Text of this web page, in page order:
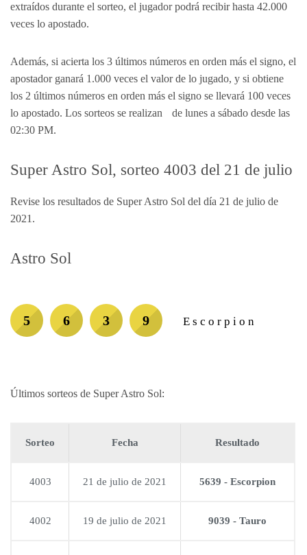
extraídos durante el sorteo, el jugador podrá recibir hasta 42.000
veces lo apostado.
Además, si acierta los 3 últimos números en orden más el signo, el
apostador ganará 1.000 veces el valor de lo jugado, y si obtiene
los 2 últimos números en orden más el signo se llevará 100 veces
lo apostado. Los sorteos se realizan de lunes a sábado desde las
02:30 PM.
Super Astro Sol, sorteo 4003 del 21 de julio
Revise los resultados de Super Astro Sol del día 21 de julio de
2021.
Astro Sol
5 6 3 9 Escorpion
Últimos sorteos de Super Astro Sol:
Sorteo Fecha Resultado
4003 21 de julio de 2021 5639 - Escorpion
4002 19 de julio de 2021 9039 - Tauro